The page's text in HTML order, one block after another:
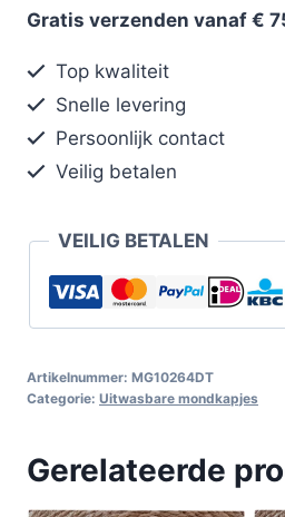
Gratis verzenden vanaf €
Top kwaliteit
Snelle levering
Persoonlijk contact
Veilig betalen
VEILIG BETALEN
Artikelnummer: MG10264DT
Categorie: Uitwasbare mondkapjes
Gerelateerde